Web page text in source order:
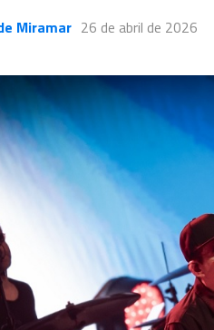
Miramar 26 de abril de 2026